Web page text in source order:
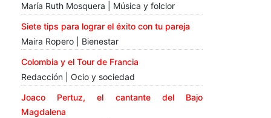
María Ruth Mosquera | Música y folclor
Siete tips para lograr el éxito con tu pareja
Maira Ropero | Bienestar
Colombia y el Tour de Francia
Redacción | Ocio y sociedad
Joaco Pertuz, el cantante del Bajo
Magdalena